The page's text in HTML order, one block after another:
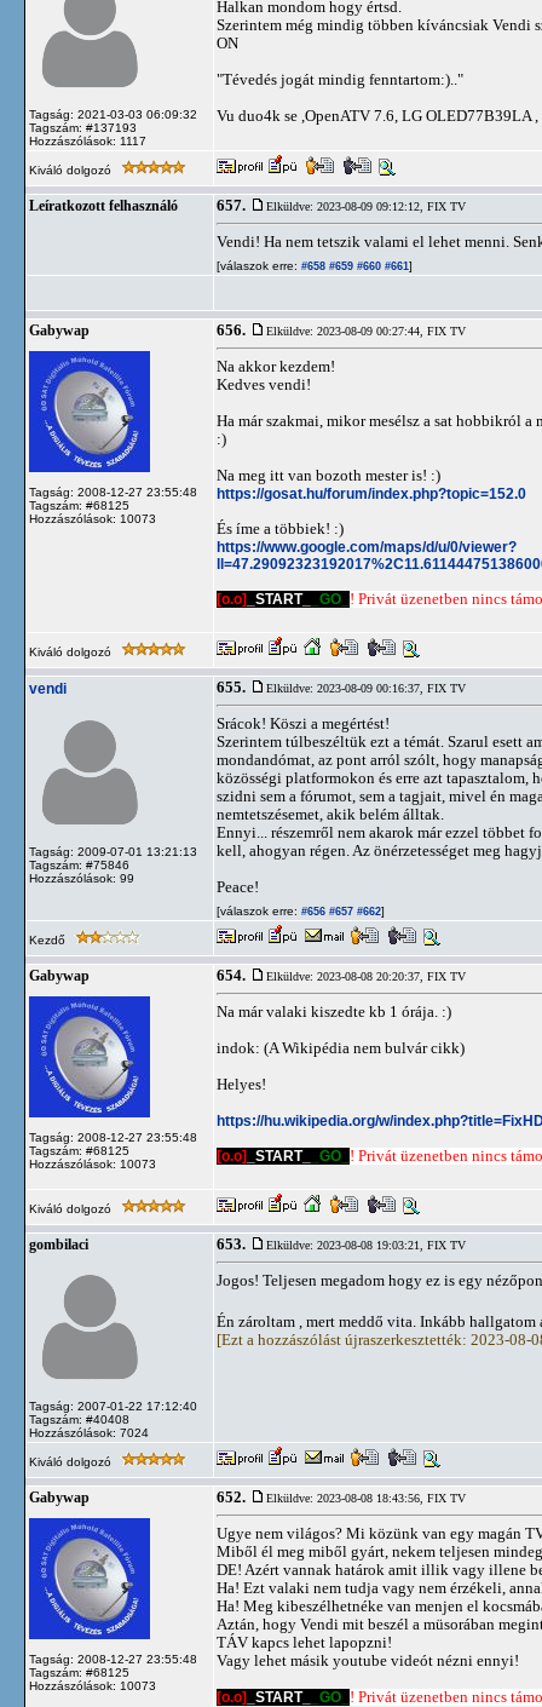
Tagság: 2021-03-03 06:09:32
Tagszám: #137193
Hozzászólások: 1117
Halkan mondom hogy értsd.
Szerintem még mindig többen kíváncsiak Vendi
ON
"Tévedés jogát mindig fenntartom:).."
Vu duo4k se ,OpenATV 7.6, LG OLED77B39LA ,
Kiváló dolgozó
Leíratkozott felhasználó 657. Elküldve: 2023-08-09 09:12:12, FIX TV
Vendi! Ha nem tetszik valami el lehet menni.
[válaszok erre: #658 #659 #660 #661]
Gabywap
Tagság: 2008-12-27 23:55:48
Tagszám: #68125
Hozzászólások: 10073
656. Elküldve: 2023-08-09 00:27:44, FIX TV
Na akkor kezdem!
Kedves vendi!
Ha már szakmai, mikor mesélsz a sat hobbikról
:)
Na meg itt van bozoth mester is! :)
https://gosat.hu/forum/index.php?topic=152.0
És íme a többiek! :)
https://www.google.com/maps/d/u/0/viewer?
[o.o] _START_ _GO_ ! Privát üzenetben nincs
Kiváló dolgozó
vendi
Tagság: 2009-07-01 13:21:13
Tagszám: #75846
Hozzászólások: 99
655. Elküldve: 2023-08-09 00:16:37, FIX TV
Srácok! Köszi a megértést!
Szerintem túlbeszéltük ezt a témát. Szarul esett
mondandómat, az pont arról szólt, hogy
közösségi platformokon és erre azt tapasztalom,
szidni sem a fórumot, sem a tagjait, mivel én
nemtetszésemet, akik belém álltak.
Ennyi... részemről nem akarok már ezzel
kell, ahogyan régen. Az önérzetességet meg
Peace!
[válaszok erre: #656 #657 #662]
Kezdő
Gabywap
Tagság: 2008-12-27 23:55:48
Tagszám: #68125
Hozzászólások: 10073
654. Elküldve: 2023-08-08 20:20:37, FIX TV
Na már valaki kiszedte kb 1 órája. :)
indok: (A Wikipédia nem bulvár cikk)
Helyes!
https://hu.wikipedia.org/w/
[o.o] _START_ _GO_ ! Privát üzenetben nincs
Kiváló dolgozó
gombilaci
Tagság: 2007-01-22 17:12:40
Tagszám: #40408
Hozzászólások: 7024
653. Elküldve: 2023-08-08 19:03:21, FIX TV
Jogos! Teljesen megadom hogy ez is egy
Én zároltam , mert meddő vita. Inkább hallgatom
[Ezt a hozzászólást újraszerkesztették: 2023-08-
Kiváló dolgozó
Gabywap
Tagság: 2008-12-27 23:55:48
Tagszám: #68125
Hozzászólások: 10073
652. Elküldve: 2023-08-08 18:43:56, FIX TV
Ugye nem világos? Mi közünk van egy magán
Miből él meg miből gyárt, nekem teljesen
DE! Azért vannak határok amit illik vagy illene
Ha! Ezt valaki nem tudja vagy nem érzékeli,
Ha! Meg kibeszélhetnéke van menjen el
Aztán, hogy Vendi mit beszél a müsorában
TÁV kapcs lehet lapopzni!
Vagy lehet másik youtube videót nézni ennyi!
[o.o] _START_ _GO_ ! Privát üzenetben nincs